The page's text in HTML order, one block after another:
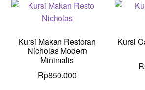
Kursi Makan Restoran
Nicholas Modern
Minimalis
Rp850.000
Kursi